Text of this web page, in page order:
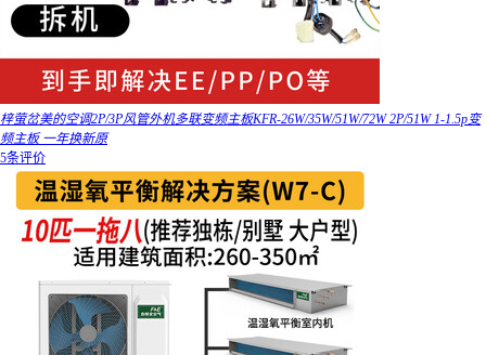
梓萤岔美的空调2P/3P风管外机多联变频主板KFR-26W/35W/51W/72W 2P/51W 1-1.5p变
频主板 一年换新原
5条评价